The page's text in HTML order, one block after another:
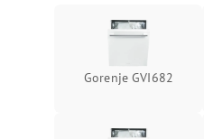
Gorenje GVI682